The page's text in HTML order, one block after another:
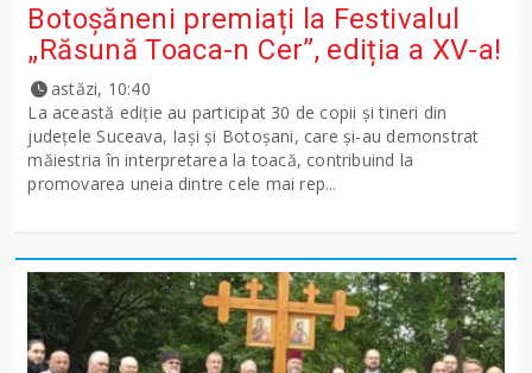
Botoșăneni premiați la Festivalul
„Răsună Toaca-n Cer”, ediția a XV-a!
astăzi, 10:40
La această ediție au participat 30 de copii și tineri din
județele Suceava, Iași și Botoșani, care și-au demonstrat
măiestria în interpretarea la toacă, contribuind la
promovarea uneia dintre cele mai rep...